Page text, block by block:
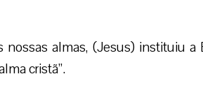
almas, (Jesus) instituiu a
cristã”.